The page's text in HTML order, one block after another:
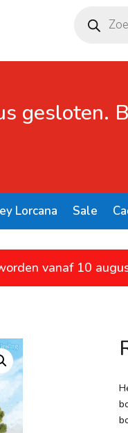
zoeken
gesloten.
Lorcana Sale
vanaf 10